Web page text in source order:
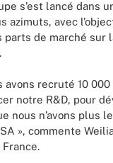
s’est lancé dans
azimuts, avec
parts de marché sur
avons recruté 10
notre R&D, pour
nous n’avons plus
», commente
France.